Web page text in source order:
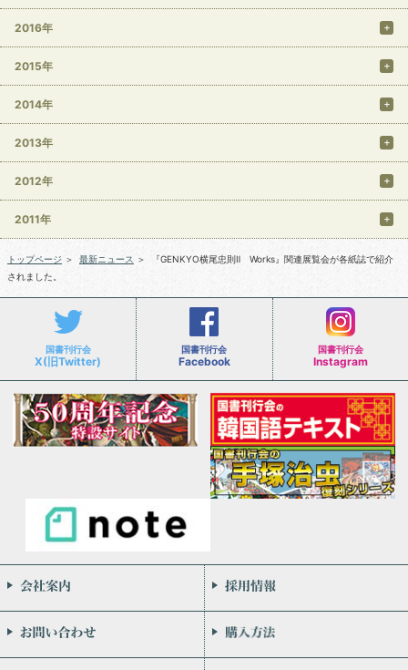
2016年
2015年
2014年
2013年
2012年
2011年
トップページ ＞ 最新ニュース ＞
『GENKYO横尾忠則Ⅱ Works』関連展覧会が各紙誌で紹介
されました。
国書刊行会
X(旧Twitter)
国書刊行会
Facebook
国書刊行会
Instagram
会社案内
お問い合わせ
個人情報保護方針